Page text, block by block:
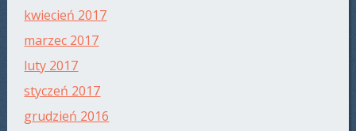
kwiecień 2017
marzec 2017
luty 2017
styczeń 2017
grudzień 2016